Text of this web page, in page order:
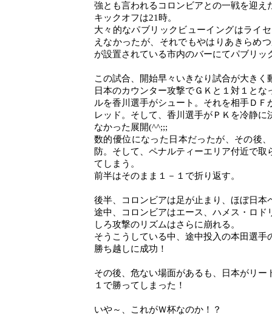
強とも言われるコロンビアとの一戦を迎え
キックオフは21時。
大々的なパブリックビューイングはライ
えなかったが、それでもやはりあきらめ
が設置されている市内のバーにてパブリッ
この試合、開始早々いきなり試合が大きく
日本のカウンター攻撃でＧＫと１対１と
ルを香川選手がシュート。それを相手Ｄ
レッド。そして、香川選手がＰＫを冷静
なかった展開(^^;;;
数的優位になった日本だったが、その後
防。そして、ペナルティーエリア付近で
てしまう。
前半はそのまま１－１で折り返す。
後半、コロンビアは足が止まり、ほぼ日本
途中、コロンビアはエース、ハメス・ロ
しろ攻撃のリズムはさらに崩れる。
そうこうしている中、途中投入の本田選
勝ち越しに成功！
その後、危ない場面があるも、日本がリ
１で勝ってしまった！
いや～、これがＷ杯なのか！？